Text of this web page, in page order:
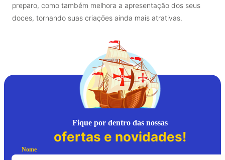
preparo, como também melhora a apresentação dos seus
doces, tornando suas criações ainda mais atrativas.
Fique por dentro das nossas
ofertas e novidades!
Nome